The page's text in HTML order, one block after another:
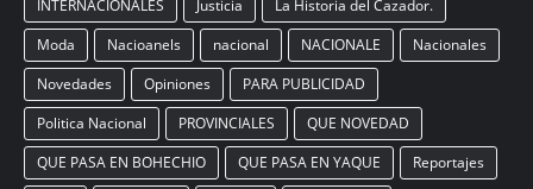
INTERNACIONALES
Justicia
La Historia del Cazador.
Moda
Nacioanels nacional NACIONALE
Nacionales
Novedades
Opiniones
PARA PUBLICIDAD
Politica Nacional
PROVINCIALES
QUE NOVEDAD
QUE PASA EN BOHECHIO
QUE PASA EN YAQUE
Reportajes